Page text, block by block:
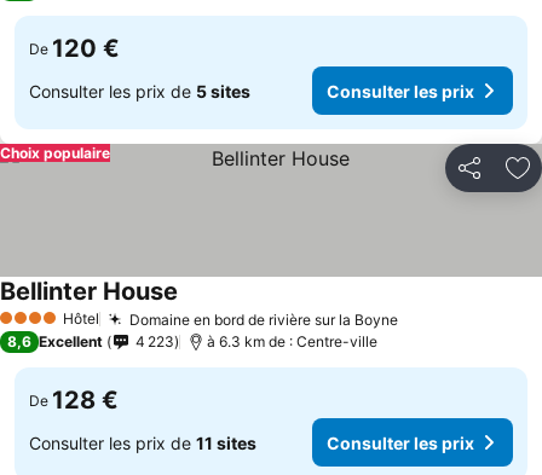
De 120 €
Consulter les prix de 5 sites Consulter les prix
Partager
Choix populaire
4 Étoiles Hôtel Domaine en bord de rivière sur la Boyne
Bellinter House
8,6 Excellent 4 223 à 6.3 km de : Centre-ville
De 128 €
Consulter les prix de 11 sites Consulter les prix